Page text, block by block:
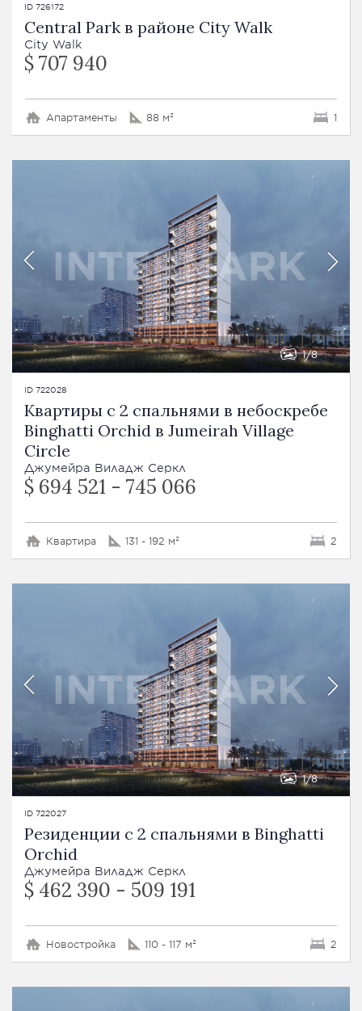
ID 726172
Central Park в районе City Walk
City Walk
$ 707 940
Апартаменты 88 м² 1
1 8
ID 722028
Квартиры с 2 спальнями в небоскребе
Binghatti Orchid в Jumeirah Village
Circle
Джумейра Виладж Серкл
$ 694 521 - 745 066
Квартира 131 - 192 м² 2
1 8
ID 722027
Резиденции с 2 спальнями в Binghatti
Orchid
Джумейра Виладж Серкл
$ 462 390 - 509 191
Новостройка 110 - 117 м² 2